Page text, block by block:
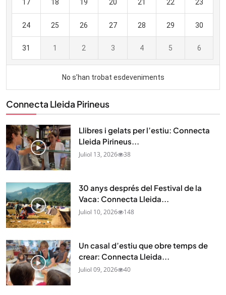
Connecta Lleida Pirineus
Llibres i gelats per l’estiu: Connecta
Lleida Pirineus...
Juliol 13, 2026 38
30 anys després del Festival de la
Vaca: Connecta Lleida...
Juliol 10, 2026 148
Un casal d’estiu que obre temps de
crear: Connecta Lleida...
Juliol 09, 2026 40